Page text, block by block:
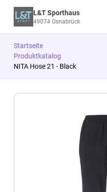
L&T Sporthaus
49074 Osnabrück
Startseite
Produktkatalog
NITA Hose 21 - Black